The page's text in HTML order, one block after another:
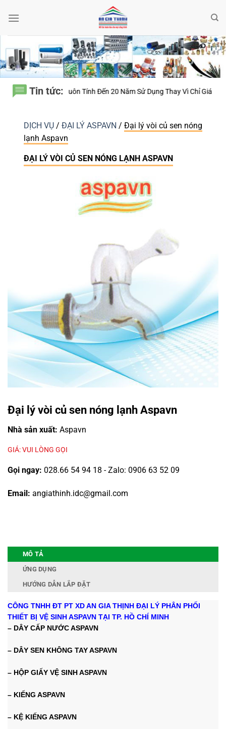
qua
Tin tức:
Tính Đến 20 Năm Sử Dụng Thay Vì Chỉ Giá Thành? Thiết bị điện
DỊCH VỤ / ĐẠI LÝ ASPAVN / Đại lý vòi củ sen nóng
lạnh Aspavn
ĐẠI LÝ VÒI CỦ SEN NÓNG LẠNH ASPAVN
Đại lý vòi củ sen nóng lạnh Aspavn
Nhà sản xuất: Aspavn
GIÁ: VUI LÒNG GỌI
Gọi ngay: 028.66 54 94 18 - Zalo: 0906 63 52 09
Email: angiathinh.idc@gmail.com
MÔ TẢ
ỨNG DỤNG
HƯỚNG DẪN LẮP ĐẶT
CÔNG TNHH ĐT PT XD AN GIA THỊNH ĐẠI LÝ PHÂN PHỐI
THIẾT BỊ VỆ SINH ASPAVN TẠI TP. HỒ CHÍ MINH
– DÂY CẤP NƯỚC ASPAVN
– DÂY SEN KHÔNG TAY ASPAVN
– HỘP GIẤY VỆ SINH ASPAVN
– KIẾNG ASPAVN
– KỆ KIẾNG ASPAVN